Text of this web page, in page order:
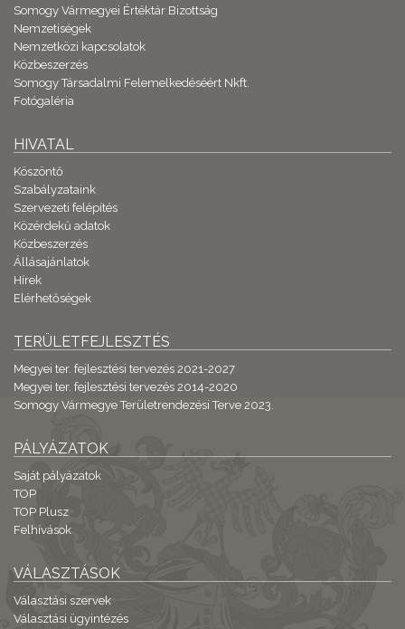
Somogy Vármegyei Értéktár Bizottság
Nemzetiségek
Nemzetközi kapcsolatok
Közbeszerzés
Somogy Társadalmi Felemelkedéséért Nkft.
Fotógaléria
HIVATAL
Köszöntő
Szabályzataink
Szervezeti felépítés
Közérdekű adatok
Közbeszerzés
Állásajánlatok
Hírek
Elérhetőségek
TERÜLETFEJLESZTÉS
Megyei ter. fejlesztési tervezés 2021-2027
Megyei ter. fejlesztési tervezés 2014-2020
Somogy Vármegye Területrendezési Terve 2023.
PÁLYÁZATOK
Saját pályázatok
TOP
TOP Plusz
Felhívások
VÁLASZTÁSOK
Választási szervek
Választási ügyintézés